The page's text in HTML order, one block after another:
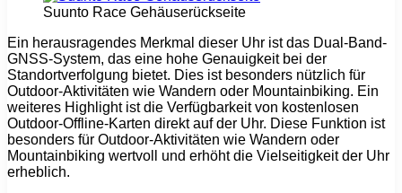
Suunto Race Gehäuserückseite
Ein herausragendes Merkmal dieser Uhr ist das Dual-Band-
GNSS-System, das eine hohe Genauigkeit bei der
Standortverfolgung bietet. Dies ist besonders nützlich für
Outdoor-Aktivitäten wie Wandern oder Mountainbiking. Ein
weiteres Highlight ist die Verfügbarkeit von kostenlosen
Outdoor-Offline-Karten direkt auf der Uhr. Diese Funktion ist
besonders für Outdoor-Aktivitäten wie Wandern oder
Mountainbiking wertvoll und erhöht die Vielseitigkeit der Uhr
erheblich.